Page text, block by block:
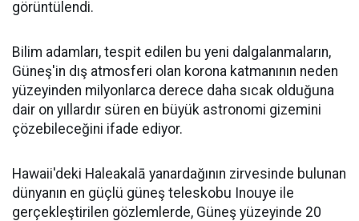
görüntülendi.
Bilim adamları, tespit edilen bu yeni dalgalanmaların,
Güneş'in dış atmosferi olan korona katmanının neden
yüzeyinden milyonlarca derece daha sıcak olduğuna
dair on yıllardır süren en büyük astronomi gizemini
çözebileceğini ifade ediyor.
Hawaii'deki Haleakalā yanardağının zirvesinde bulunan
dünyanın en güçlü güneş teleskobu Inouye ile
gerçekleştirilen gözlemlerde, Güneş yüzeyinde 20